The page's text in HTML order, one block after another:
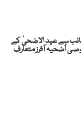
سے عید الاضحیٰ کے
اُضحیہ آفرز متعارف